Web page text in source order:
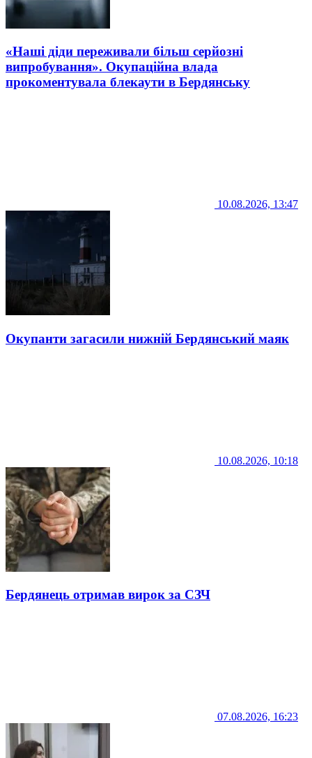
«Наші діди переживали більш серйозні
випробування». Окупаційна влада
прокоментувала блекаути в Бердянську
10.08.2026, 13:47
Окупанти загасили нижній Бердянський маяк
10.08.2026, 10:18
Бердянець отримав вирок за СЗЧ
07.08.2026, 16:23